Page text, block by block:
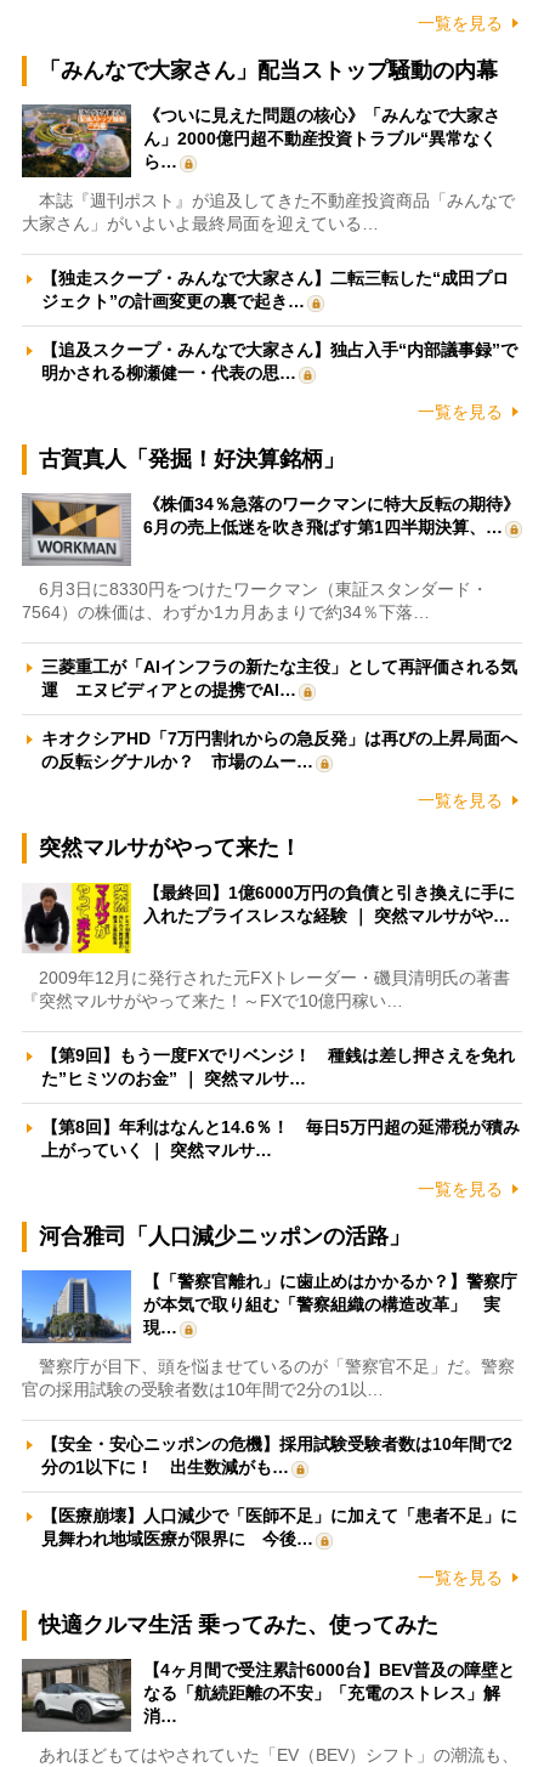
一覧を見る
「みんなで大家さん」配当ストップ騒動の内幕
《ついに見えた問題の核心》「みんなで大家さ
ん」2000億円超不動産投資トラブル“異常なく
ら…
本誌『週刊ポスト』が追及してきた不動産投資商品「みんなで
大家さん」がいよいよ最終局面を迎えている…
【独走スクープ・みんなで大家さん】二転三転した“成田プロ
ジェクト”の計画変更の裏で起き…
【追及スクープ・みんなで大家さん】独占入手“内部議事録”で
明かされる柳瀬健一・代表の思…
一覧を見る
古賀真人「発掘！好決算銘柄」
《株価34％急落のワークマンに特大反転の期待》
6月の売上低迷を吹き飛ばす第1四半期決算、…
6月3日に8330円をつけたワークマン（東証スタンダード・
7564）の株価は、わずか1カ月あまりで約34％下落…
三菱重工が「AIインフラの新たな主役」として再評価される気
運 エヌビディアとの提携でAI…
キオクシアHD「7万円割れからの急反発」は再びの上昇局面へ
の反転シグナルか？ 市場のムー…
一覧を見る
突然マルサがやって来た！
【最終回】1億6000万円の負債と引き換えに手に
入れたプライスレスな経験 ｜ 突然マルサがや…
2009年12月に発行された元FXトレーダー・磯貝清明氏の著書
『突然マルサがやって来た！～FXで10億円稼い…
【第9回】もう一度FXでリベンジ！ 種銭は差し押さえを免れ
た”ヒミツのお金” ｜ 突然マルサ…
【第8回】年利はなんと14.6％！ 毎日5万円超の延滞税が積み
上がっていく ｜ 突然マルサ…
一覧を見る
河合雅司「人口減少ニッポンの活路」
【「警察官離れ」に歯止めはかかるか？】警察庁
が本気で取り組む「警察組織の構造改革」 実
現…
警察庁が目下、頭を悩ませているのが「警察官不足」だ。警察
官の採用試験の受験者数は10年間で2分の1以…
【安全・安心ニッポンの危機】採用試験受験者数は10年間で2
分の1以下に！ 出生数減がも…
【医療崩壊】人口減少で「医師不足」に加えて「患者不足」に
見舞われ地域医療が限界に 今後…
一覧を見る
快適クルマ生活 乗ってみた、使ってみた
【4ヶ月間で受注累計6000台】BEV普及の障壁と
なる「航続距離の不安」「充電のストレス」解
消…
あれほどもてはやされていた「EV（BEV）シフト」の潮流も、